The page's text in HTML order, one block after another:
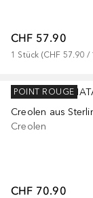
CHF 57.90
1 Stück (CHF 57.90 /
RAFAELA
Creolen
CHF 70.90
POINT ROUGE